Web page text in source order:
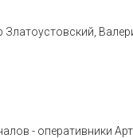
- оперативники